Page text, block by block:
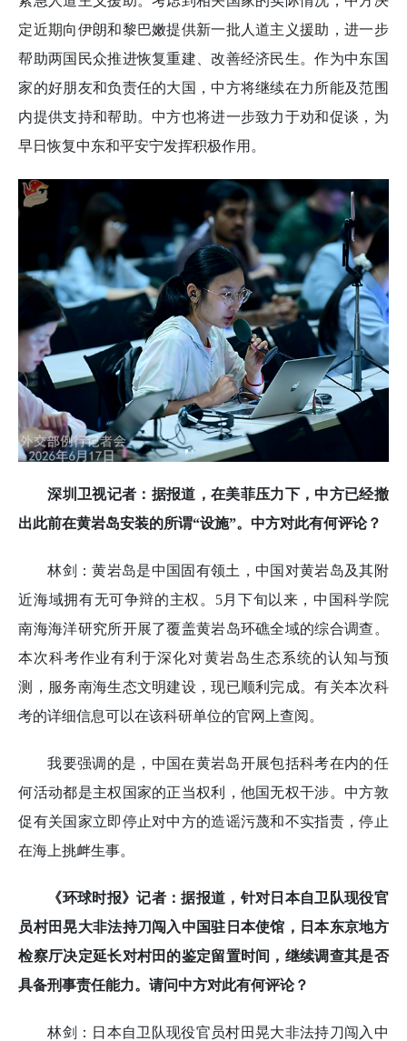
定近期向伊朗和黎巴嫩提供新一批人道主义援助，进一步
帮助两国民众推进恢复重建、改善经济民生。作为中东国
家的好朋友和负责任的大国，中方将继续在力所能及范围
内提供支持和帮助。中方也将进一步致力于劝和促谈，为
早日恢复中东和平安宁发挥积极作用。
深圳卫视记者：据报道，在美菲压力下，中方已经撤
出此前在黄岩岛安装的所谓“设施”。中方对此有何评论？
林剑：黄岩岛是中国固有领土，中国对黄岩岛及其附
近海域拥有无可争辩的主权。5月下旬以来，中国科学院
南海海洋研究所开展了覆盖黄岩岛环礁全域的综合调查。
本次科考作业有利于深化对黄岩岛生态系统的认知与预
测，服务南海生态文明建设，现已顺利完成。有关本次科
考的详细信息可以在该科研单位的官网上查阅。
我要强调的是，中国在黄岩岛开展包括科考在内的任
何活动都是主权国家的正当权利，他国无权干涉。中方敦
促有关国家立即停止对中方的造谣污蔑和不实指责，停止
在海上挑衅生事。
《环球时报》记者：据报道，针对日本自卫队现役官
员村田晃大非法持刀闯入中国驻日本使馆，日本东京地方
检察厅决定延长对村田的鉴定留置时间，继续调查其是否
具备刑事责任能力。请问中方对此有何评论？
林剑：日本自卫队现役官员村田晃大非法持刀闯入中